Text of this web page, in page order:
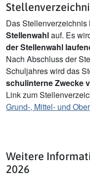
Das Stellenverzeichnis
Stellenwahlauf. Es
der Stellenwahl
Nach Abschluss der
Schuljahres wird das
schulinterne Zwecke
Link zum
Grund-, Mittel- und
Weitere
2026